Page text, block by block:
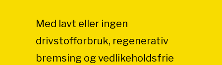
Med lavt eller ingen
drivstofforbruk, regenerativ
bremsing og vedlikeholdsfrie